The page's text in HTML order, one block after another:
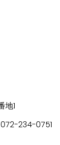
地1
072-234-0751